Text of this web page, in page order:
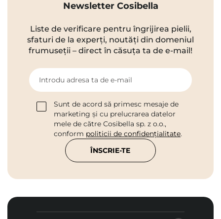
Newsletter Cosibella
Liste de verificare pentru îngrijirea pielii,
sfaturi de la experți, noutăți din domeniul
frumuseții – direct în căsuța ta de e-mail!
Introdu adresa ta de e-mail
Sunt de acord să primesc mesaje de
marketing și cu prelucrarea datelor
mele de către Cosibella sp. z o.o.,
conform politicii de confidențialitate.
ÎNSCRIE-TE